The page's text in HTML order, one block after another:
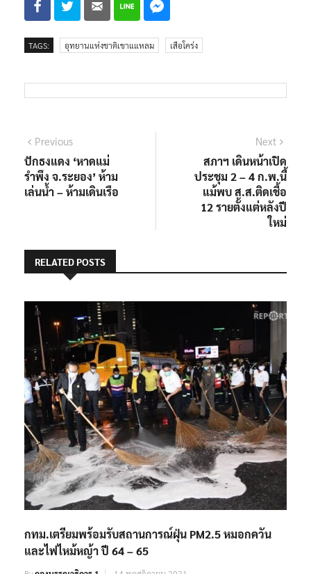
TAGS: อุทยานแห่งชาติเขาแแหลม เสือโคร่ง
แนะแนว
เรื่อง
PreviousPrevious
post:
ปักธงแดง ‘หาดแม่
รำพึง จ.ระยอง’ ห้าม
เล่นน้ำ – ห้ามเดินเรือ
Next
สภาฯ เดินหน้าเปิด
ประชุม 2 – 4 ก.พ.นี้
แม้พบ ส.ส.ติดเชื้อ
12 รายตั้งแต่หลังปี
ใหม่
RELATED POSTS
กทม.เตรียมพร้อมรับสถานการณ์ฝุ่น PM2.5 หมอกควัน
และไฟไหม้หญ้า ปี 64 – 65